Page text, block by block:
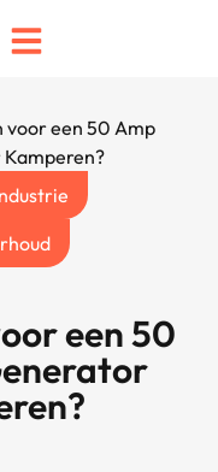
een 50 Amp
een 50